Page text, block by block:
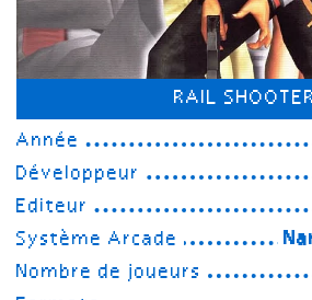
RAIL SHOOTER
Année
Développeur
Editeur
Système Arcade
Nombre de joueurs